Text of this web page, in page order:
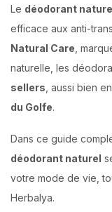
Le déodorant
efficace aux anti-
Natural Care ,
naturelle, les
sellers , aussi bien en
du Golfe.
Dans ce guide
déodorant naturel
votre mode de vie,
Herbalya.